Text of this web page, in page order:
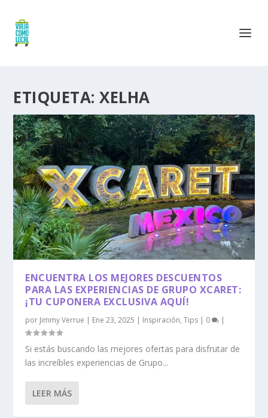
ETIQUETA:XELHA
ENCUENTRA LOS MEJORES DESCUENTOS
PARA LAS EXPERIENCIAS DE GRUPO XCARET:
¡TU CUPONERA EXCLUSIVA AQUÍ!
por Jimmy Verrue | Ene 23, 2025 | Inspiración,Tips | 0 |
Si estás buscando las mejores ofertas para disfrutar de
las increíbles experiencias de Grupo...
LEER MÁS